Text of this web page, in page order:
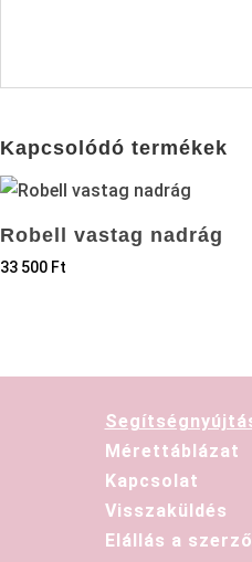
Kapcsolódó termékek
Robell vastag nadrág
33 500 Ft
Mérettáblázat
Kapcsolat
Visszaküldés
Elállás a